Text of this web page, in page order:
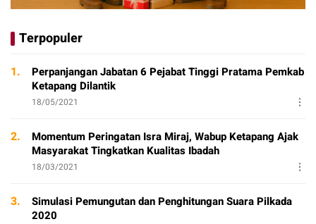
Terpopuler
1.
Perpanjangan Jabatan 6 Pejabat Tinggi Pratama Pemkab
Ketapang Dilantik
18/05/2021
2.
Momentum Peringatan Isra Miraj, Wabup Ketapang Ajak
Masyarakat Tingkatkan Kualitas Ibadah
18/03/2021
3.
Simulasi Pemungutan dan Penghitungan Suara Pilkada
2020